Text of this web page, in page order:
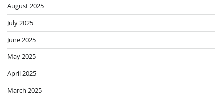
August 2025
July 2025
June 2025
May 2025
April 2025
March 2025